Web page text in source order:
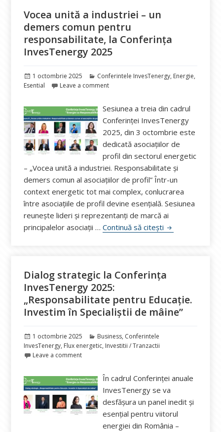
Vocea unită a industriei – un
demers comun pentru
responsabilitate, la Conferința
InvesTenergy 2025
Publicat
pe
1 octombrie 2025 Categorii
Conferintele InvesTenergy, Energie,
Esential
Leave a comment
Sesiunea a treia din cadrul
Conferinței InvesTenergy
2025, din 3 octombrie este
dedicată asociațiilor de
profil din sectorul energetic
– „Vocea unită a industriei. Responsabilitate și
demers comun al asociațiilor de profil” Într-un
context energetic tot mai complex, conlucrarea
între asociațiile de profil devine esențială. Sesiunea
reunește lideri și reprezentanți de marcă ai
principalelor asociații …Continuă să citești Vocea unită a
Dialog strategic la Conferința
InvesTenergy 2025:
„Responsabilitate pentru Educație.
Investim în Specialiștii de mâine”
Publicat
pe
1 octombrie 2025 Categorii
Business, Conferintele
InvesTenergy, Flux energetic, Investitii / Tranzactii
Leave a comment
În cadrul Conferinței anuale
InvesTenergy se va
desfășura un panel inedit și
esențial pentru viitorul
energiei din România –